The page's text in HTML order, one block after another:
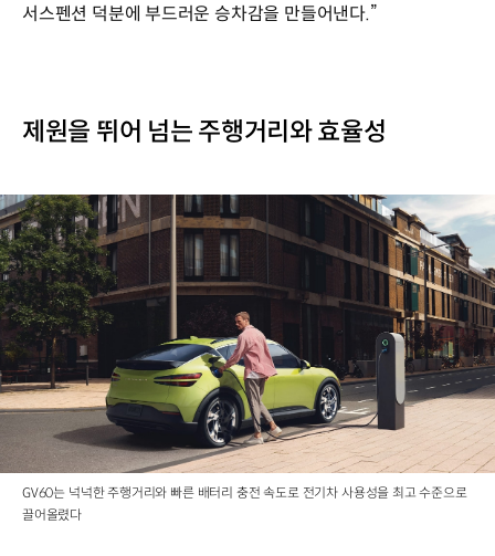
서스펜션 덕분에 부드러운 승차감을 만들어낸다.”
제원을 뛰어 넘는 주행거리와 효율성
GV60는 넉넉한 주행거리와 빠른 배터리 충전 속도로 전기차 사용성을 최고 수준으로
끌어올렸다